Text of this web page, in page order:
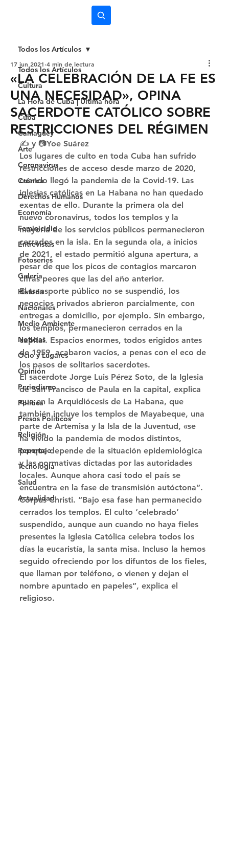
Todos los Artículos
Cultura
La Hora de Cuba | Última hora
Cuba
Camagüey
Arte
Coronavirus
Crónica
Derechos Humanos
Economía
Feminicidio
Entrevistas
Fotoseries
Galería
Historia
Nacionales
Medio Ambiente
Noticias
Ocio y Lugares
Opinión
Periodismo
Política
Presos Políticos
Religión
Reportaje
Tecnología
Salud
Actualidad
Todos los Artículos
«LA CELEBRACIÓN DE LA FE ES
UNA NECESIDAD», OPINA
SACERDOTE CATÓLICO SOBRE
RESTRICCIONES DEL RÉGIMEN
17 jun 2021 4 min de lectura
✍️ y 📷Yoe Suárez
Los lugares de culto en toda Cuba han sufrido
restricciones de acceso desde marzo de 2020,
cuando llegó la pandemia de la Covid-19. Las
iglesias católicas en La Habana no han quedado
exentas de ello. Durante la primera ola del
nuevo coronavirus, todos los templos y la
mayoría de los servicios públicos permanecieron
cerrados en la isla. En la segunda ola, a inicios
de 2021, el estado permitió alguna apertura, a
pesar de que los picos de contagios marcaron
cifras peores que las del año anterior.
El transporte público no se suspendió, los
negocios privados abrieron parcialmente, con
entregas a domicilio, por ejemplo. Sin embargo,
los templos, permanecieron cerrados en la
capital. Espacios enormes, todos erigidos antes
de 1959, acabaron vacíos, a penas con el eco de
los pasos de solitarios sacerdotes.
El sacerdote Jorge Luis Pérez Soto, de la Iglesia
de San Francisco de Paula en la capital, explica
que en la Arquidiócesis de La Habana, que
también incluye los templos de Mayabeque, una
parte de Artemisa y la Isla de la Juventud, «se
ha vivido la pandemia de modos distintos,
porque depende de la situación epidemiológica
y las normativas dictadas por las autoridades
locales. Aunque ahora casi todo el país se
encuentra en la fase de transmisión autóctona”.
Corpus Christi. “Bajo esa fase han permanecido
cerrados los templos. El culto ‘celebrado’
suspendido, aunque aun cuando no haya fieles
presentes la Iglesia Católica celebra todos los
días la eucaristía, la santa misa. Incluso la hemos
seguido ofreciendo por los difuntos de los fieles,
que llaman por teléfono, o vienen y dejan el
nombre apuntado en papeles”, explica el
religioso.